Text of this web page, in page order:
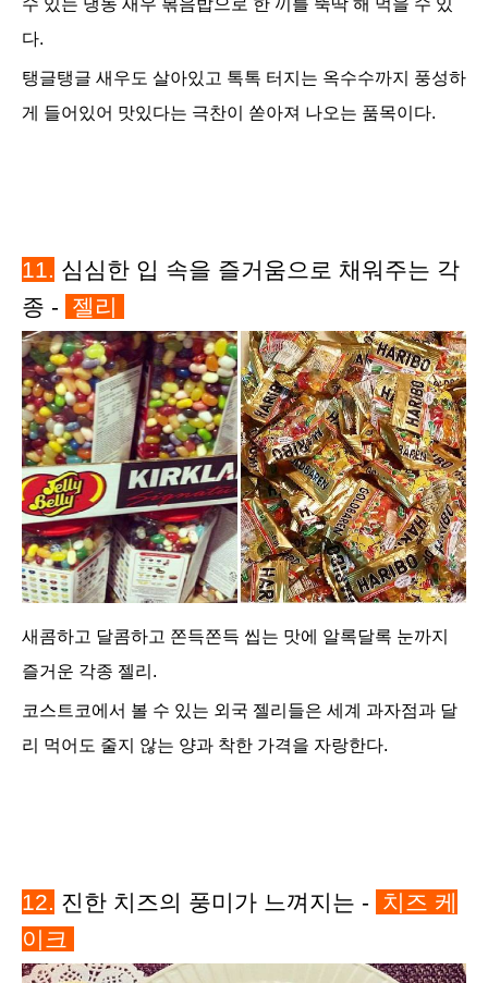
다.
탱글탱글 새우도 살아있고 톡톡 터지는 옥수수까지 풍성하
게 들어있어 맛있다는 극찬이 쏟아져 나오는 품목이다.
11
심심한 입 속을 즐거움으로 채워주는 각
종 -
젤리
새콤하고 달콤하고 쫀득쫀득 씹는 맛에 알록달록 눈까지
즐거운 각종 젤리.
코스트코에서 볼 수 있는 외국 젤리들은 세계 과자점과 달
리 먹어도 줄지 않는 양과 착한 가격을 자랑한다.
12. 진한 치즈의 풍미가 느껴지는 -
치즈 케
이크